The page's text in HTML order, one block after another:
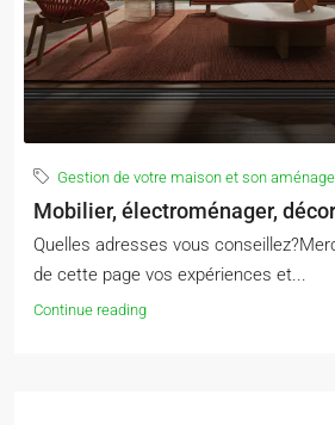
Gestion de votre maison et son
Mobilier, électroménager,
Quelles adresses vous
de cette page vos expériences et...
Continue reading